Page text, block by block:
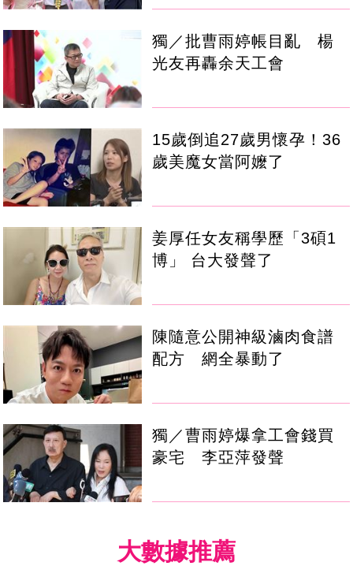
獨／批曹雨婷帳目亂 楊
光友再轟余天工會
15歲倒追27歲男懷孕！36
歲美魔女當阿嬤了
姜厚任女友稱學歷「3碩1
博」 台大發聲了
陳隨意公開神級滷肉食譜
配方 網全暴動了
獨／曹雨婷爆拿工會錢買
豪宅 李亞萍發聲
大數據推薦